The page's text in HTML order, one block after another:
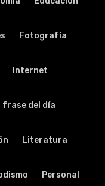
Fotografía
Internet
frase del día
Literatura
Personal